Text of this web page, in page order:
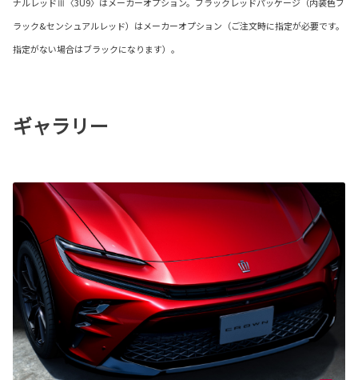
ラック&センシュアルレッド）はメーカーオプション（ご注文時に指定が必要です。
指定がない場合はブラックになります）。
ギャラリー